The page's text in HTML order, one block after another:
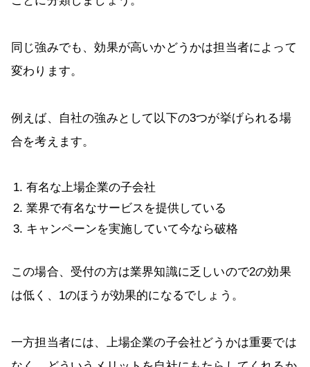
同じ強みでも、効果が高いかどうかは担当者によって
変わります。
例えば、自社の強みとして以下の3つが挙げられる場
合を考えます。
有名な上場企業の子会社
業界で有名なサービスを提供している
キャンペーンを実施していて今なら破格
この場合、受付の方は業界知識に乏しいので2の効果
は低く、1のほうが効果的になるでしょう。
一方担当者には、上場企業の子会社どうかは重要では